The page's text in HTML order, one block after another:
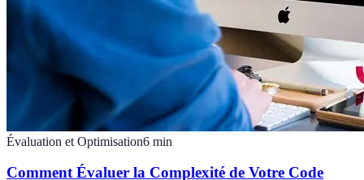
Évaluation et Optimisation6 min
Comment Évaluer la Complexité de Votre Code